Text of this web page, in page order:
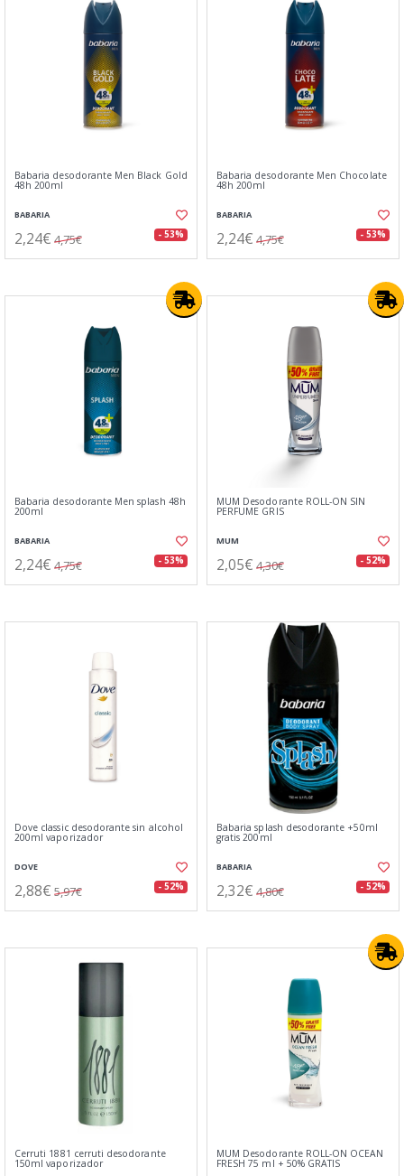
Babaria desodorante Men Black Gold
48h 200ml
BABARIA
2,24€ 4,75€ - 53%
Babaria desodorante Men Chocolate
48h 200ml
BABARIA
2,24€ 4,75€ - 53%
Babaria desodorante Men splash 48h
200ml
BABARIA
2,24€ 4,75€ - 53%
MUM Desodorante ROLL-ON SIN
PERFUME GRIS
MUM
2,05€ 4,30€ - 52%
Dove classic desodorante sin alcohol
200ml vaporizador
DOVE
2,88€ 5,97€ - 52%
Babaria splash desodorante +50ml
gratis 200ml
BABARIA
2,32€ 4,80€ - 52%
Cerruti 1881 cerruti desodorante
150ml vaporizador
MUM Desodorante ROLL-ON OCEAN
FRESH 75 ml + 50% GRATIS